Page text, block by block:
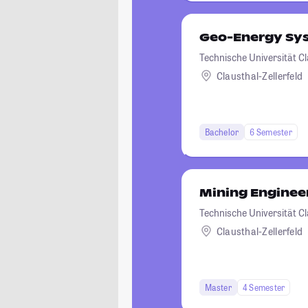
Geo-Energy
Technische Universität
Clausthal-Zellerfeld
Bachelor 6 Semester
Mining
Technische Universität
Clausthal-Zellerfeld
Master 4 Semester